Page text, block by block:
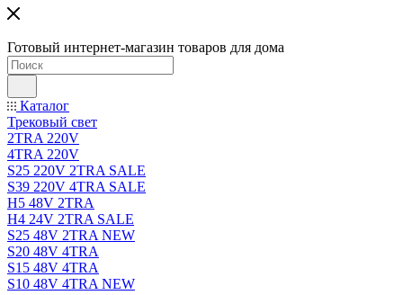
Готовый интернет-магазин товаров для дома
Каталог
Трековый свет
2TRA 220V
4TRA 220V
S25 220V 2TRA SALE
S39 220V 4TRA SALE
H5 48V 2TRA
H4 24V 2TRA SALE
S25 48V 2TRA NEW
S20 48V 4TRA
S15 48V 4TRA
S10 48V 4TRA NEW